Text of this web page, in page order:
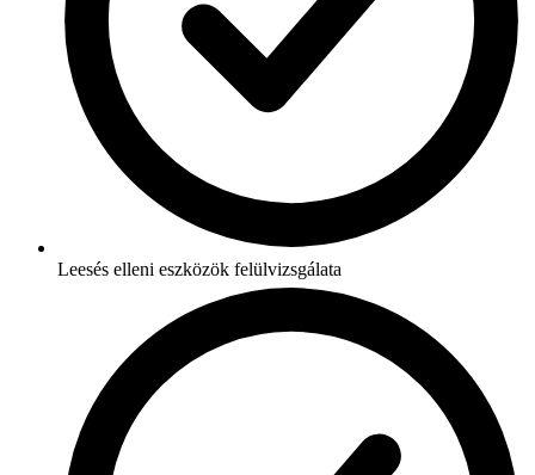
Leesés elleni eszközök felülvizsgálata